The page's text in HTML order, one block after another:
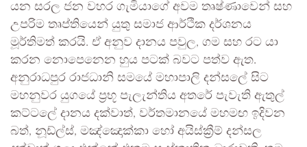
යන සරල ජන වහර ගැමියාගේ අවම තෘෂ්ණාවෙන් සහ
උපරිම තෘප්තියෙන් යුතු සමාජ ආර්ථික දර්ශනය
මූර්තිමත් කරයි. ඒ අනුව දානය පවුල, ගම සහ රට යා
කරන නොපෙනෙන හුය පටක් බවට පත්ව ඇත.
අනුරාධපුර රාජධානි සමයේ මහාපාලි දන්සලේ සිට
මහනුවර යුගයේ ප්‍රභූ පැලැන්තිය අතරේ පැවැති ඇතුල්
කට්ටලේ දානය දක්වාත්, වර්තමානයේ මහමඟ ඉදිවන
බත්, නූඩ්ල්ස්, මඤ්ඤොක්කා හෝ අයිස්ක්‍රීම් දන්සල